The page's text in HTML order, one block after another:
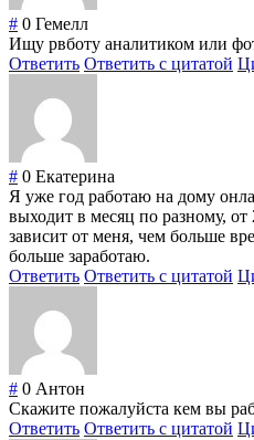
# 0 Гемелл
Ищу рвботу аналитиком или
Ответить Ответить с цитатой
# 0 Екатерина
Я уже год работаю на дому
выходит в месяц по разному, от
зависит от меня, чем больше
больше заработаю.
Ответить Ответить с цитатой
# 0 Антон
Скажите пожалуйста кем вы
Ответить Ответить с цитатой